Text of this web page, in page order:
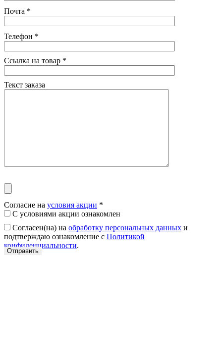
Почта *
Телефон *
Ссылка на товар *
Текст заказа
Согласие на условия акции *
С условиями акции ознакомлен
Согласен(на) на обработку персональных данных и
подтверждаю ознакомление с Политикой
конфиденциальности.